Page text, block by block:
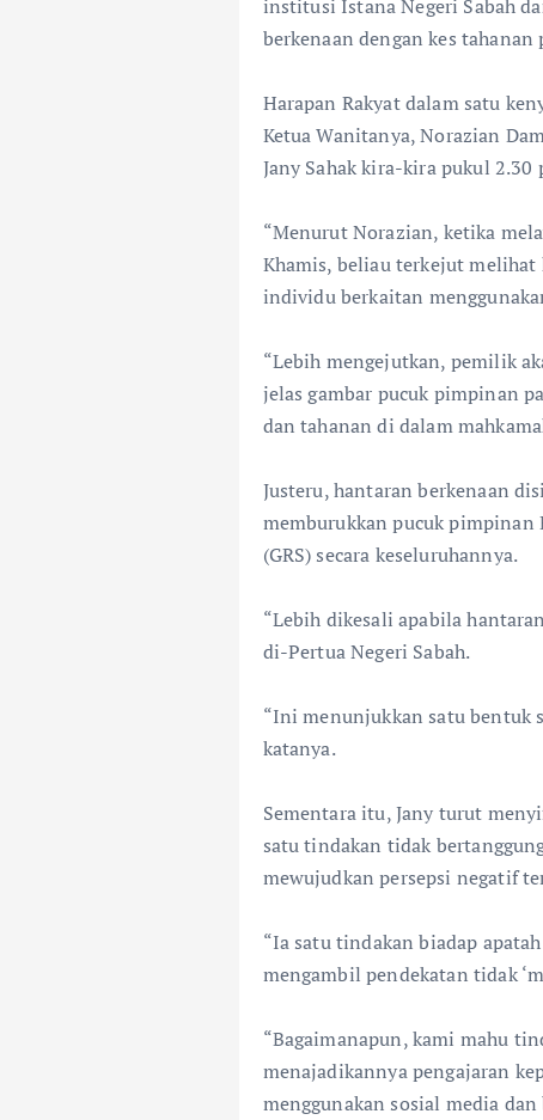
o
k
A
p
institusi Istana Negeri Sabah
berkenaan dengan kes tahanan
Harapan Rakyat dalam satu
Ketua Wanitanya, Norazian
Jany Sahak kira-kira pukul 2.30
“Menurut Norazian, ketika
Khamis, beliau terkejut
individu berkaitan
“Lebih mengejutkan, pemilik
jelas gambar pucuk pimpinan
dan tahanan di dalam
Justeru, hantaran berkenaan
memburukkan pucuk pimpinan
(GRS) secara keseluruhannya.
“Lebih dikesali apabila
di-Pertua Negeri Sabah.
“Ini menunjukkan satu bentuk
katanya.
Sementara itu, Jany turut
satu tindakan tidak
mewujudkan persepsi negatif
“Ia satu tindakan biadap
mengambil pendekatan tidak
“Bagaimanapun, kami mahu
menajadikannya pengajaran
menggunakan sosial media